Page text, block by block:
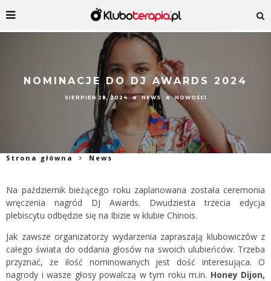
NOMINACJE DO DJ AWARDS 2024
SIERPIEŃ 28, 2024 NEWS NOWOŚCI
Strona główna News
Na październik bieżącego roku zaplanowana została ceremonia
wręczenia nagród DJ Awards. Dwudziesta trzecia edycja
plebiscytu odbędzie się na Ibizie w klubie Chinois.
Jak zawsze organizatorzy wydarzenia zapraszają klubowiczów z
całego świata do oddania głosów na swoich ulubieńców. Trzeba
przyznać, że ilość nominowanych jest dość interesująca. O
nagrody i wasze głosy powalczą w tym roku m.in. Honey Dijon,